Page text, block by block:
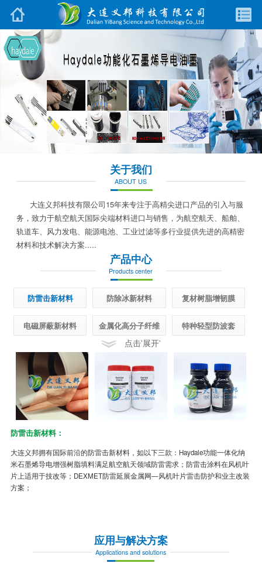
关于我们
ABOUT US
大连义邦科技有限公司15年来专注于高精尖进口产品的引入与服
务，致力于航空航天国际尖端材料进口与销售，为航空航天、船舶、
轨道车、风力发电、能源电池、工业过滤等多行业提供先进的高精密
材料和技术解决方案.....
产品中心
Products center
防雷击新材料 防除冰新材料 复材树脂增韧膜
电磁屏蔽新材料 金属化高分子纤维 特种轻型防波套
点击'展开'
防雷击新材料：
大连义邦拥有国际前沿的防雷击新材料，如以下三款：Haydale功能一体化纳
米石墨烯导电增强树脂填料满足航空航天领域防雷需求；防雷击涂料在风机叶
片上适用于技改等；DEXMET防雷延展金属网—风机叶片雷击防护和业主改装
方案；
应用与解决方案
Applications and solutions